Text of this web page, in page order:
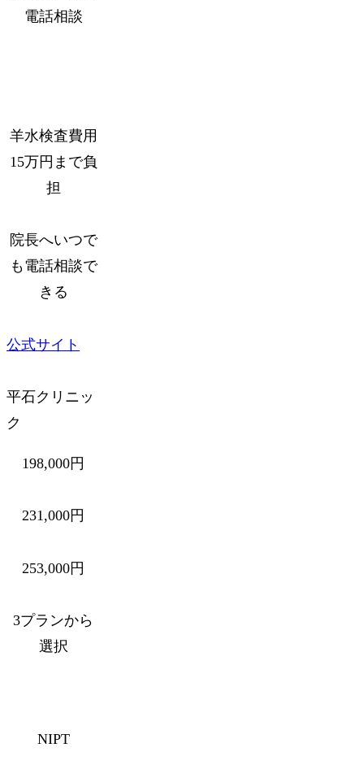
電話相談
羊水検査費用
15万円まで負
担
院長へいつで
も電話相談で
きる
公式サイト
平石クリニッ
ク
198,000円
231,000円
253,000円
3プランから
選択
NIPT